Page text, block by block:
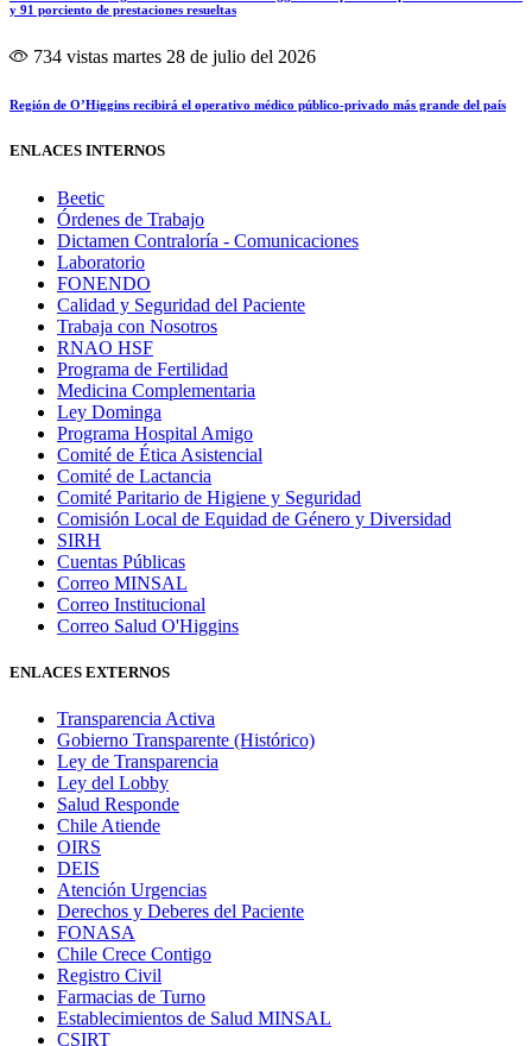
y 91 porciento de prestaciones resueltas
734 vistas martes 28 de julio del 2026
Región de O’Higgins recibirá el operativo médico público-privado más grande del país
ENLACES INTERNOS
Beetic
Órdenes de Trabajo
Dictamen Contraloría - Comunicaciones
Laboratorio
FONENDO
Calidad y Seguridad del Paciente
Trabaja con Nosotros
RNAO HSF
Programa de Fertilidad
Medicina Complementaria
Ley Dominga
Programa Hospital Amigo
Comité de Ética Asistencial
Comité de Lactancia
Comité Paritario de Higiene y Seguridad
Comisión Local de Equidad de Género y Diversidad
SIRH
Cuentas Públicas
Correo MINSAL
Correo Institucional
Correo Salud O'Higgins
ENLACES EXTERNOS
Transparencia Activa
Gobierno Transparente (Histórico)
Ley de Transparencia
Ley del Lobby
Salud Responde
Chile Atiende
OIRS
DEIS
Atención Urgencias
Derechos y Deberes del Paciente
FONASA
Chile Crece Contigo
Registro Civil
Farmacias de Turno
Establecimientos de Salud MINSAL
CSIRT